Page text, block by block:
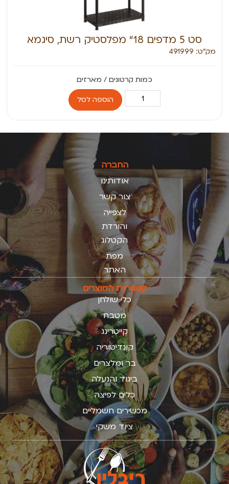
סט 5 מדפים 18“ מפלסטיק רשת, סיגמא
מק״ט: 491999
הוספה לסל
החברה
אודותינו
צור קשר
לצפייה
והורדת
הקטלוג
מפת
האתר
קטגוריות המוצרים
כלי שולחן
מטבח
קייטרינג
קונדיטוריה
בר ומלצרים
ביגוד והנעלה
כלים לפיצה
מכשירים חשמליים
ציוד משקי